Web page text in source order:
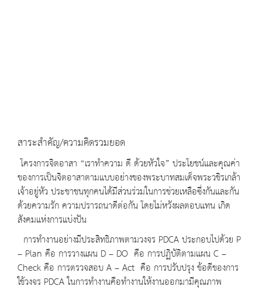
สาระสำคัญ/ความคิดรวมยอด
โครงการจิตอาสา “เราทำความ ดี ด้วยหัวใจ” ประโยชน์และคุณค่า
ของการเป็นจิตอาสาตามแบบอย่างของพระบาทสมเด็จพระวชิรเกล้า
เจ้าอยู่หัว ประชาชนทุกคนได้มีส่วนร่วมในการช่วยเหลือซึ่งกันและกัน
ด้วยความรัก ความปรารถนาดีต่อกัน โดยไม่หวังผลตอบแทน เกิด
สังคมแห่งการแบ่งปัน
การทำงานอย่างมีประสิทธิภาพตามวงจร PDCA ประกอบไปด้วย P
– Plan คือ การวางแผน D – DO คือ การปฏิบัติตามแผน C –
Check คือ การตรวจสอบ A – Act คือ การปรับปรุง ข้อดีของการ
ใช้วงจร PDCA ในการทำงานคือทำงานให้งานออกมามีคุณภาพ